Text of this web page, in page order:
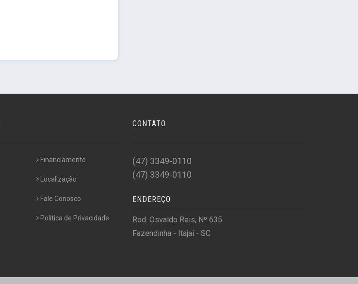
Financiamento
Localização
Fale Conosco
Politica de Privacidade
CONTATO
(47) 3349-0110
(47) 3349-0110
ENDEREÇO
Rod. Osvaldo Reis, Nº 635
Fazendinha - Itajaí - SC